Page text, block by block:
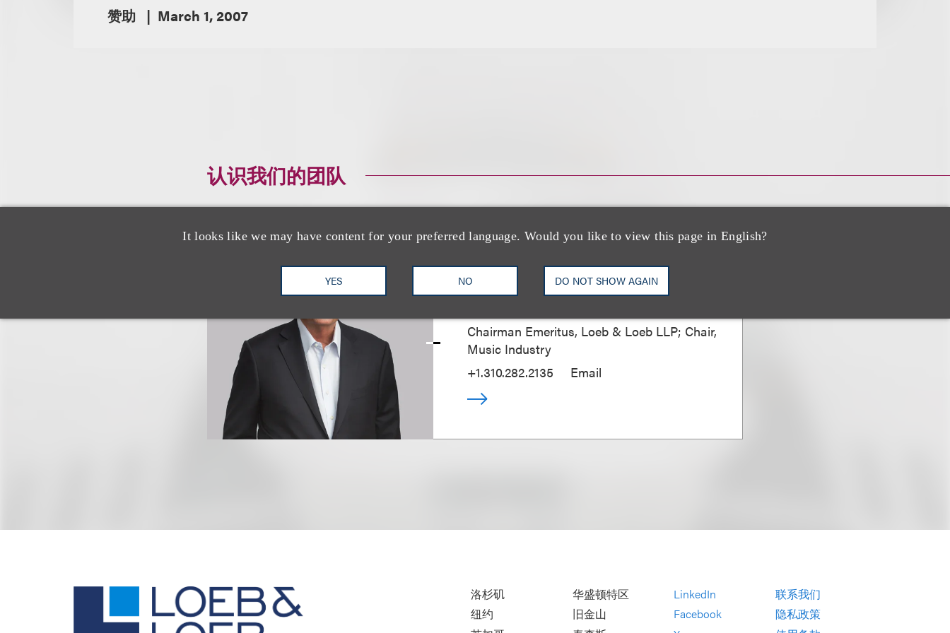
It looks like we may have content for your preferred language. Would you like to view this page in English?
YES NO DO NOT SHOW AGAIN
赞助 March 1, 2007
认识我们的团队
John T. Frankenheimer
Chairman Emeritus, Loeb & Loeb LLP; Chair,
Music Industry
+1.310.282.2135
Email
洛杉矶
纽约
华盛顿特区
旧金山
LinkedIn
Facebook
联系我们
隐私政策